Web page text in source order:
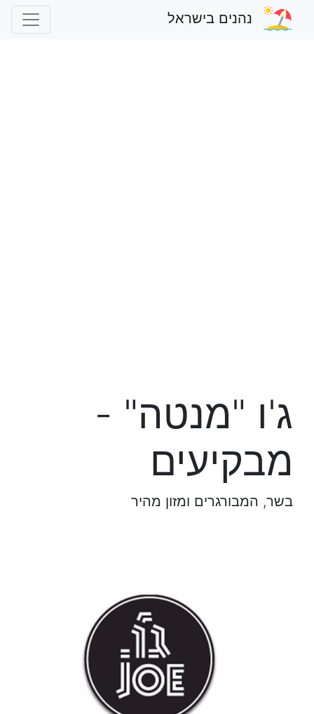
נהנים בישראל
ג'ו "מנטה" -
מבקיעים
בשר, המבורגרים ומזון מהיר